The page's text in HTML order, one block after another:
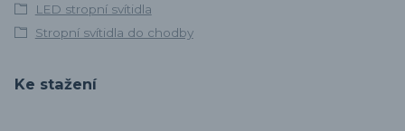
LED stropní svítidla
Stropní svítidla do chodby
Ke stažení